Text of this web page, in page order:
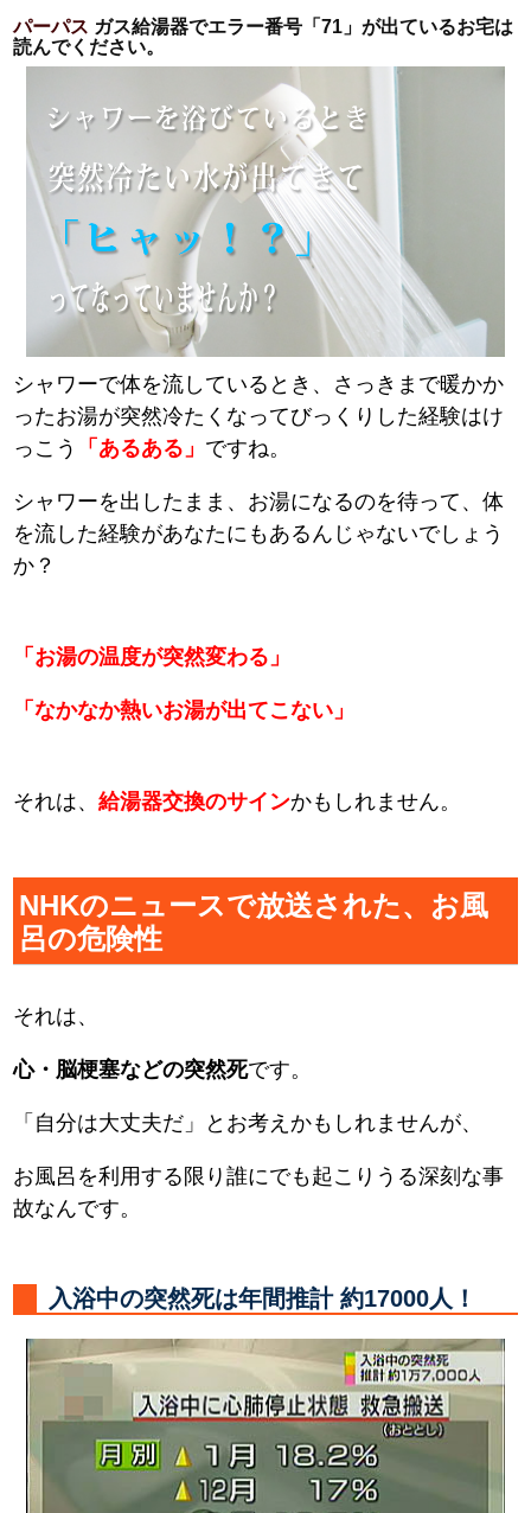
パーパス ガス給湯器でエラー番号「71」が出ているお宅は
読んでください。
シャワーで体を流しているとき、さっきまで暖かか
ったお湯が突然冷たくなってびっくりした経験はけ
っこう
「あるある」 ですね。
シャワーを出したまま、お湯になるのを待って、体
を流した経験があなたにもあるんじゃないでしょう
か？
「お湯の温度が突然変わる」
「なかなか熱いお湯が出てこない」
それは、給湯器交換のサインかもしれません。
NHKのニュースで放送された、お風
呂の危険性
それは、
心・脳梗塞などの突然死です。
「自分は大丈夫だ」とお考えかもしれませんが、
お風呂を利用する限り誰にでも起こりうる深刻な事
故なんです。
入浴中の突然死は年間推計 約17000人！